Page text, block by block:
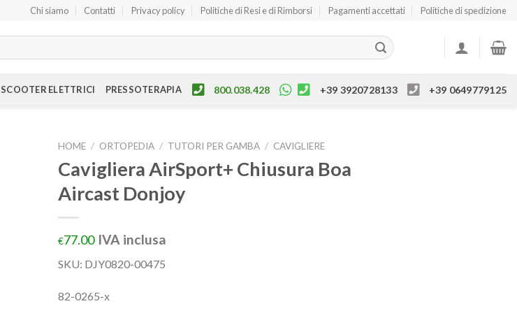
Chi siamo Contatti Privacy policy Politiche di Resi e di Rimborsi Pagamenti accettati Politiche di spedizione
SCOOTER ELETTRICI PRESSOTERAPIA 800.038.428 +39 3920728133 +39 0649779125
HOME / ORTOPEDIA / TUTORI PER GAMBA / CAVIGLIERE
Cavigliera AirSport+ Chiusura Boa
Aircast Donjoy
€77.00 IVA inclusa
SKU: DJY0820-00475
82-0265-x